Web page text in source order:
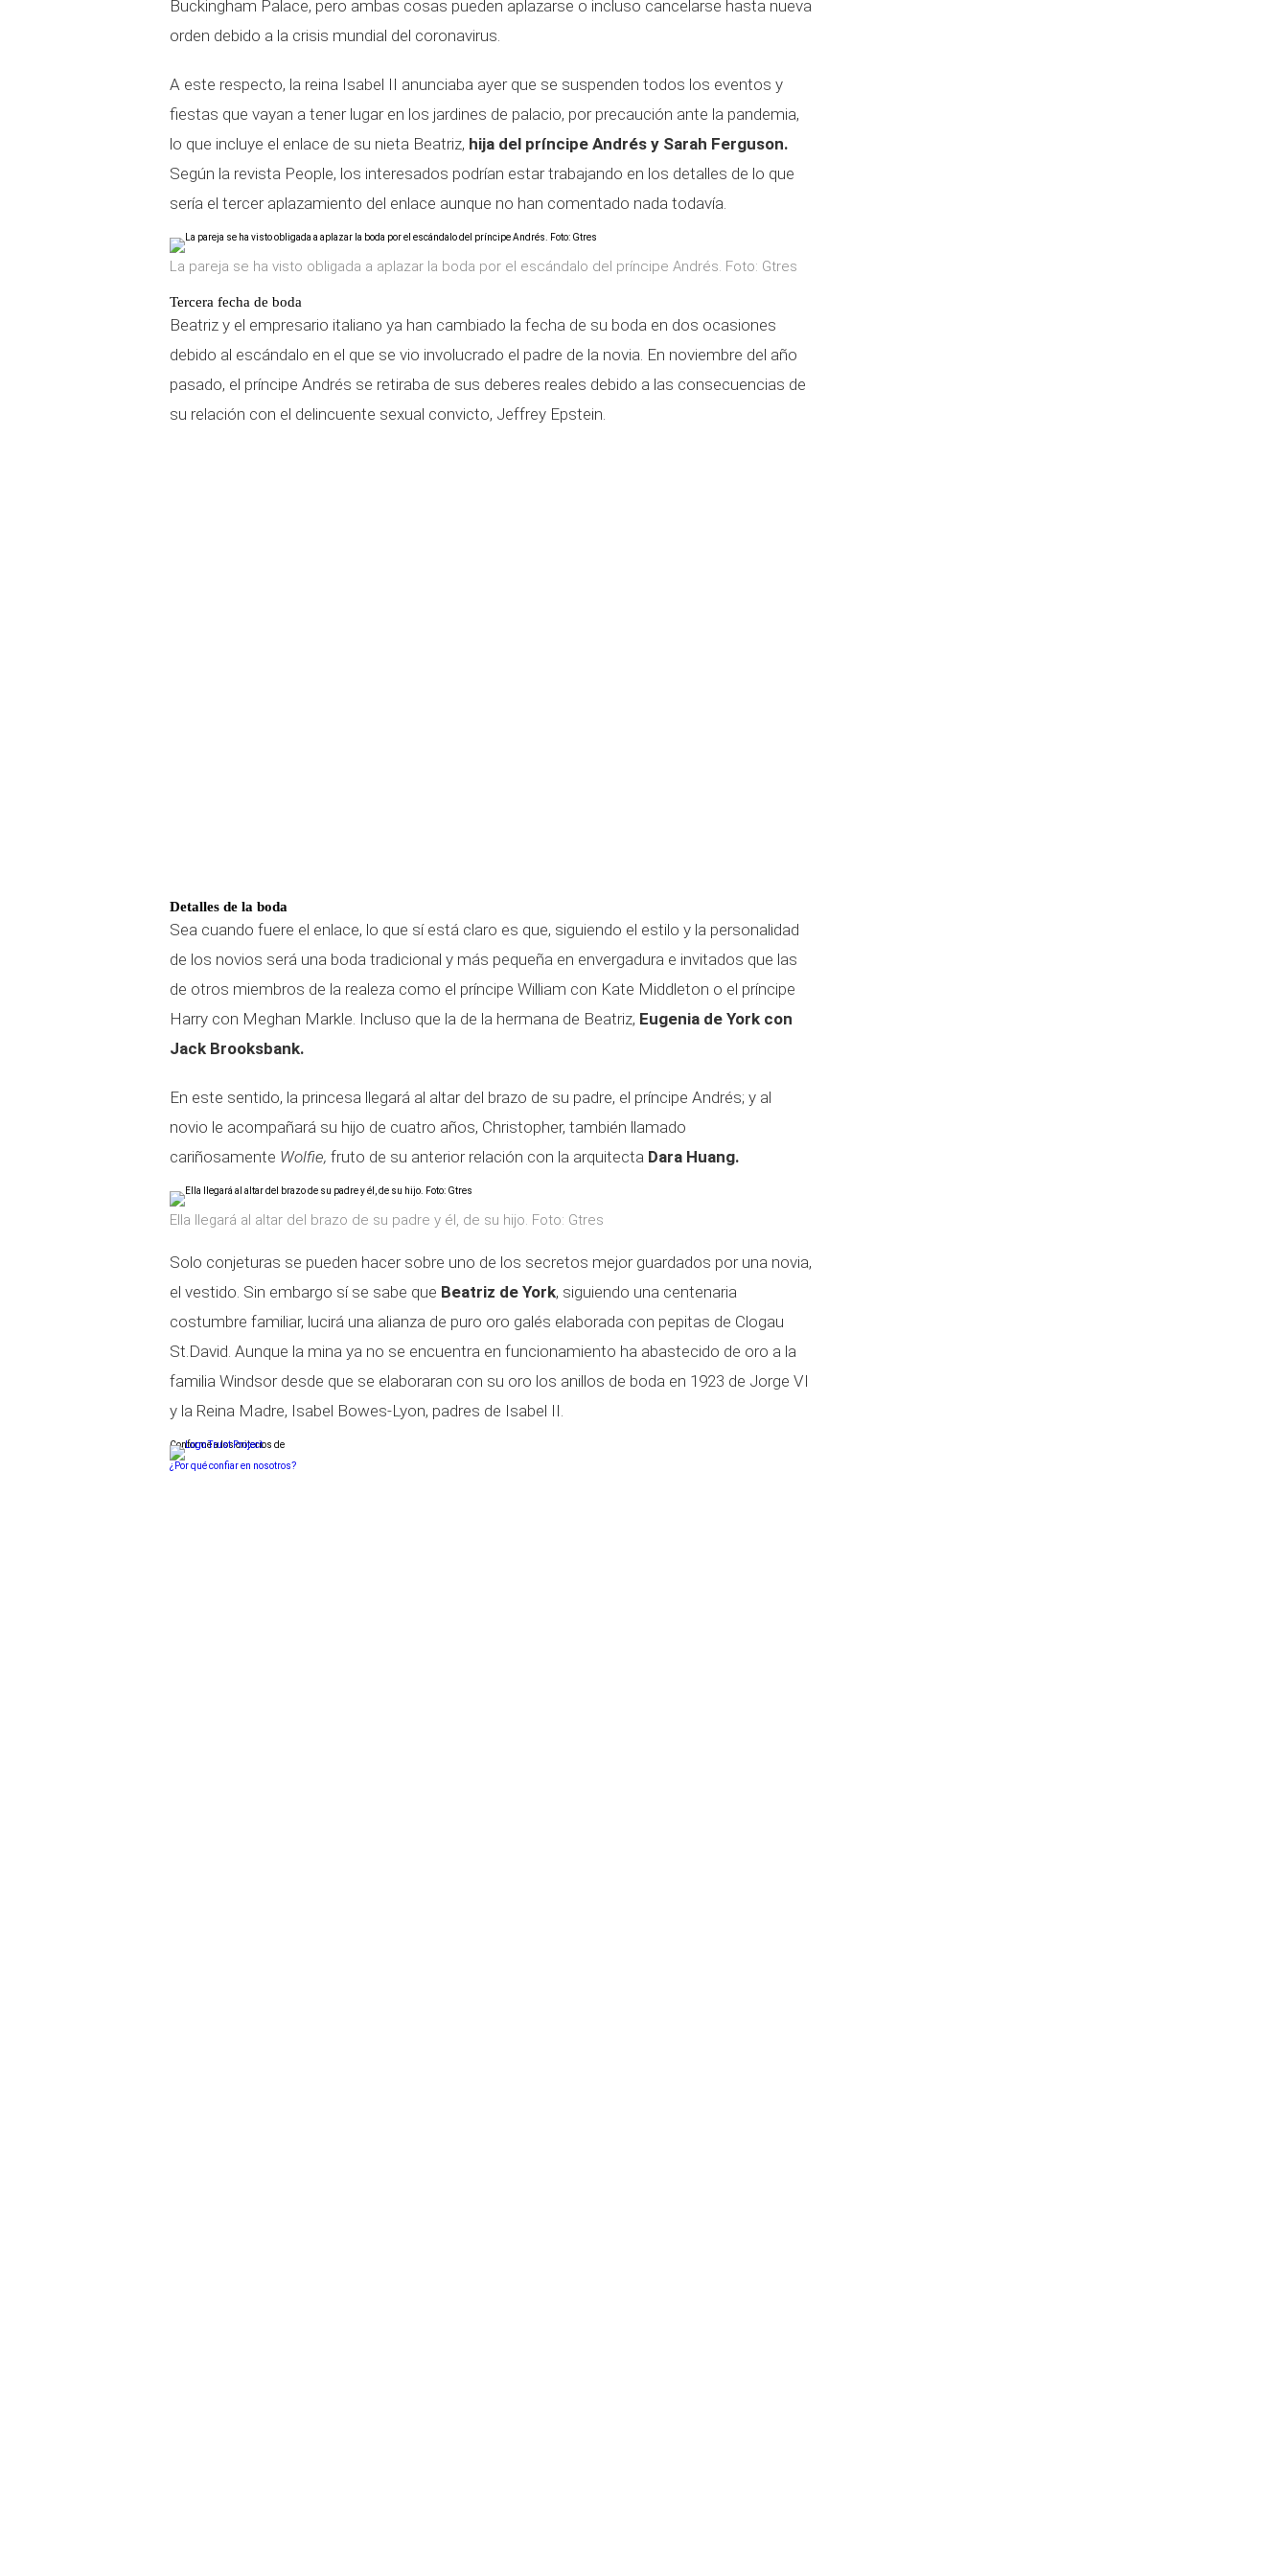
Buckingham Palace, pero ambas cosas pueden aplazarse o incluso cancelarse hasta nueva
orden debido a la crisis mundial del coronavirus.
A este respecto, la reina Isabel II anunciaba ayer que se suspenden todos los eventos y
fiestas que vayan a tener lugar en los jardines de palacio, por precaución ante la pandemia,
lo que incluye el enlace de su nieta Beatriz, hija del príncipe Andrés y Sarah Ferguson.
Según la revista People, los interesados podrían estar trabajando en los detalles de lo que
sería el tercer aplazamiento del enlace aunque no han comentado nada todavía.
La pareja se ha visto obligada a aplazar la boda por el escándalo del príncipe Andrés. Foto: Gtres
Tercera fecha de boda
Beatriz y el empresario italiano ya han cambiado la fecha de su boda en dos ocasiones
debido al escándalo en el que se vio involucrado el padre de la novia. En noviembre del año
pasado, el príncipe Andrés se retiraba de sus deberes reales debido a las consecuencias de
su relación con el delincuente sexual convicto, Jeffrey Epstein.
Detalles de la boda
Sea cuando fuere el enlace, lo que sí está claro es que, siguiendo el estilo y la personalidad
de los novios será una boda tradicional y más pequeña en envergadura e invitados que las
de otros miembros de la realeza como el príncipe William con Kate Middleton o el príncipe
Harry con Meghan Markle. Incluso que la de la hermana de Beatriz, Eugenia de York con
Jack Brooksbank.
En este sentido, la princesa llegará al altar del brazo de su padre, el príncipe Andrés; y al
novio le acompañará su hijo de cuatro años, Christopher, también llamado
cariñosamente Wolfie, fruto de su anterior relación con la arquitecta Dara Huang.
Ella llegará al altar del brazo de su padre y él, de su hijo. Foto: Gtres
Solo conjeturas se pueden hacer sobre uno de los secretos mejor guardados por una novia,
el vestido. Sin embargo sí se sabe que Beatriz de York, siguiendo una centenaria
costumbre familiar, lucirá una alianza de puro oro galés elaborada con pepitas de Clogau
St.David. Aunque la mina ya no se encuentra en funcionamiento ha abastecido de oro a la
familia Windsor desde que se elaboraran con su oro los anillos de boda en 1923 de Jorge VI
y la Reina Madre, Isabel Bowes-Lyon, padres de Isabel II.
Conforme a los criterios de
¿Por qué confiar en nosotros?